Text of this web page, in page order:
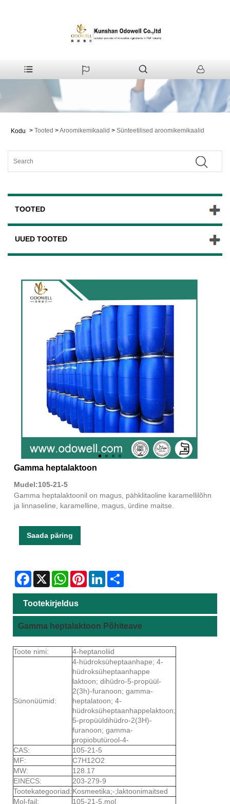
Kodu > Tooted >Aroomikemikaalid > Sünteetilised aroomikemikaalid
TOOTED
UUED TOOTED
Gamma heptalaktoon
Mudel:105-21-5
Gamma heptalaktoonil on magus, pähklitaoline karamellilõhn
ja linnaseline, karamelline, magus, ürdine maitse.
Saada päring
Facebook
X WhatsAppPinterestLinkedIn
Tootekirjeldus
Gamma heptalaktoon Põhiteave
Toote nimi: 4-heptanoliid
Sünonüümid:
4-hüdroksüheptaanhape; 4-
hüdroksüheptaanhappe
laktoon; dihüdro-5-propüül-
2(3h)-furanoon; gamma-
heptalatoon; 4-
hüdroksüheptaanhappelaktoon;
5-propüüldihüdro-2(3H)-
furanoon; gamma-
propiobutürool-4-
CAS:
105-21-5
MF:
C7H12O2
MW:
128.17
EINECS:
203-279-9
Tootekategooriad:Kosmeetika;-;laktoonimaitsed
Mol-fail:
105-21-5.mol